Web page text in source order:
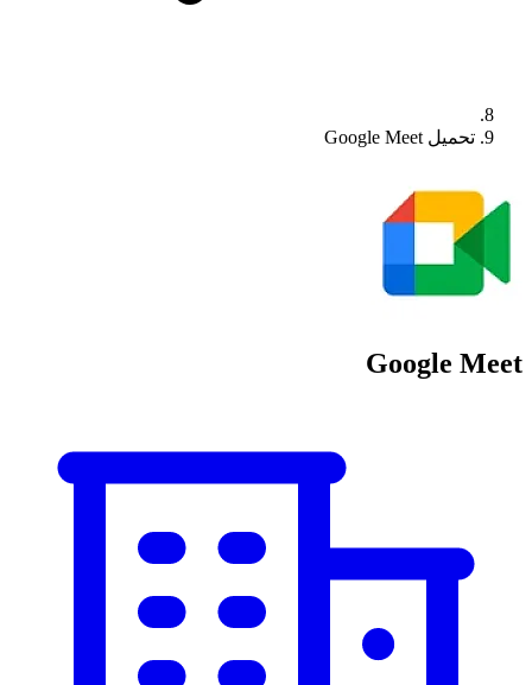
تحميل Google Meet
Google Meet